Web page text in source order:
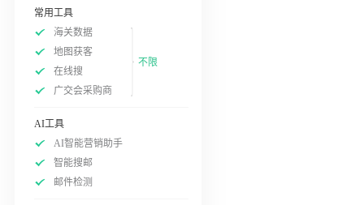
常用工具
海关数据
地图获客
在线搜
广交会采购商
不限
AI工具
AI智能营销助手
智能搜邮
邮件检测